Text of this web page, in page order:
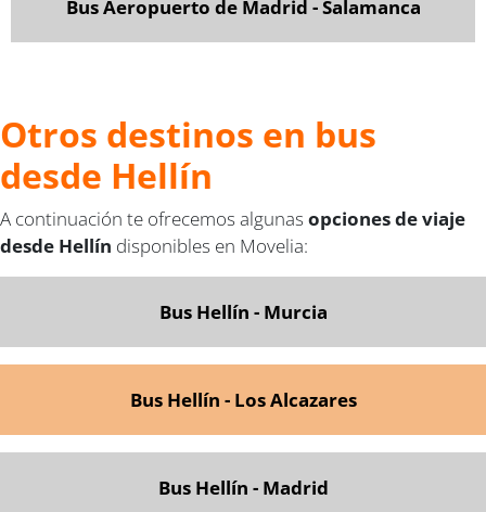
Bus Aeropuerto de Madrid - Salamanca
Otros destinos en bus
desde Hellín
A continuación te ofrecemos algunas opciones de viaje
desde Hellín disponibles en Movelia:
Bus Hellín - Murcia
Bus Hellín - Los Alcazares
Bus Hellín - Madrid